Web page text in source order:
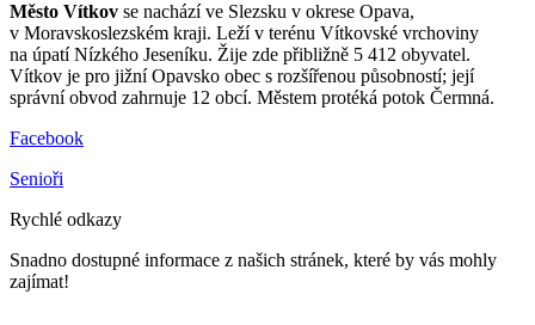
Město Vítkov se nachází ve Slezsku v okrese Opava,
v Moravskoslezském kraji. Leží v terénu Vítkovské vrchoviny
na úpatí Nízkého Jeseníku. Žije zde přibližně 5 412 obyvatel.
Vítkov je pro jižní Opavsko obec s rozšířenou působností; její
správní obvod zahrnuje 12 obcí. Městem protéká potok Čermná.
Facebook
Senioři
Rychlé odkazy
Snadno dostupné informace z našich stránek, které by vás mohly
zajímat!